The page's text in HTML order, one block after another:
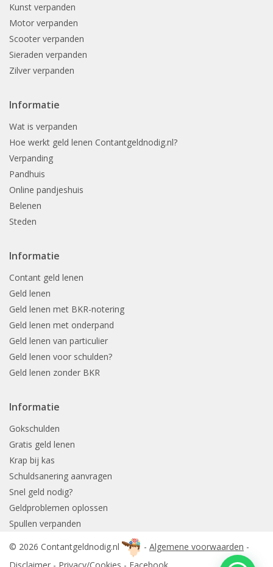
Kunst verpanden
Motor verpanden
Scooter verpanden
Sieraden verpanden
Zilver verpanden
Informatie
Wat is verpanden
Hoe werkt geld lenen Contantgeldnodig.nl?
Verpanding
Pandhuis
Online pandjeshuis
Belenen
Steden
Informatie
Contant geld lenen
Geld lenen
Geld lenen met BKR-notering
Geld lenen met onderpand
Geld lenen van particulier
Geld lenen voor schulden?
Geld lenen zonder BKR
Informatie
Gokschulden
Gratis geld lenen
Krap bij kas
Schuldsanering aanvragen
Snel geld nodig?
Geldproblemen oplossen
Spullen verpanden
© 2026 Contantgeldnodig.nl
- Algemene voorwaarden -